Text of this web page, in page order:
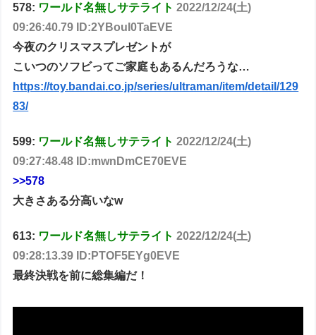
578: ワールド名無しサテライト 2022/12/24(土)
09:26:40.79 ID:2YBouI0TaEVE
今夜のクリスマスプレゼントが
こいつのソフビってご家庭もあるんだろうな…
https://toy.bandai.co.jp/series/ultraman/item/detail/129
83/
599: ワールド名無しサテライト 2022/12/24(土)
09:27:48.48 ID:mwnDmCE70EVE
>>578
大きさある分高いなw
613: ワールド名無しサテライト 2022/12/24(土)
09:28:13.39 ID:PTOF5EYg0EVE
最終決戦を前に総集編だ！